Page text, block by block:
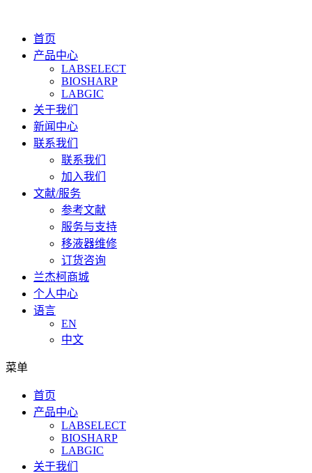
首页
产品中心
LABSELECT
BIOSHARP
LABGIC
关于我们
新闻中心
联系我们
联系我们
加入我们
文献/服务
参考文献
服务与支持
移液器维修
订货咨询
兰杰柯商城
个人中心
语言
EN
中文
菜单
首页
产品中心
LABSELECT
BIOSHARP
LABGIC
关于我们